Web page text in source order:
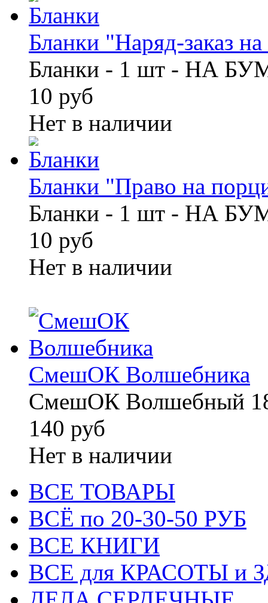
Бланки "Наряд-заказ
Бланки - 1 шт - НА
10 руб
Нет в наличии
Бланки "Право на
Бланки - 1 шт - НА
10 руб
Нет в наличии
СмешОК Волшебника
СмешОК Волшебный
140 руб
Нет в наличии
ВСЕ ТОВАРЫ
ВСЁ по 20-30-50 РУБ
ВСЕ КНИГИ
ВСЕ для КРАСОТЫ и